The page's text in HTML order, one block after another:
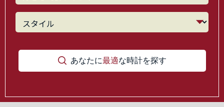
あなたに最適な時計を探す